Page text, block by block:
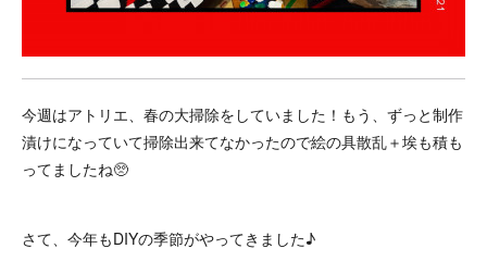
今週はアトリエ、春の大掃除をしていました！もう、ずっと制作
漬けになっていて掃除出来てなかったので絵の具散乱＋埃も積も
ってましたね🥺
さて、今年もDIYの季節がやってきました♪